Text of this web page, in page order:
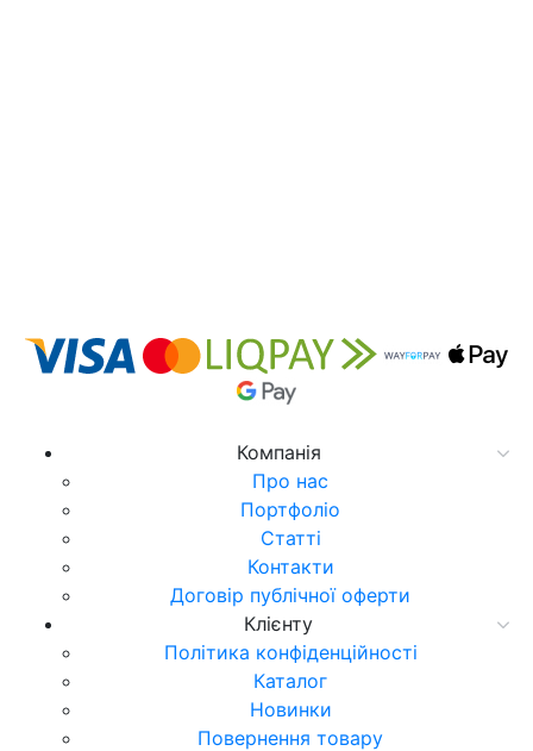
Компанія
Про нас
Портфоліо
Статті
Контакти
Договір публічної оферти
Клієнту
Політика конфіденційності
Каталог
Новинки
Повернення товару